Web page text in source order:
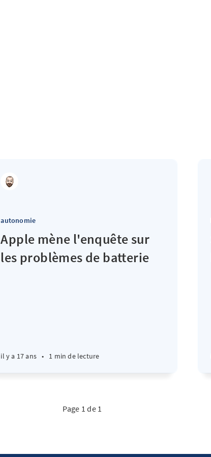
autonomie
Apple mène l'enquête sur
les problèmes de batterie
il y a 17 ans • 1 min de lecture
Page 1 de 1